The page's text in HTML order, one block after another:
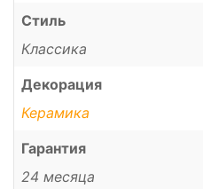
Стиль
Классика
Декорация
Керамика
Гарантия
24 месяца